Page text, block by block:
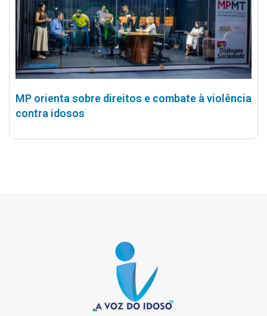
MP orienta sobre direitos e combate à violência
contra idosos